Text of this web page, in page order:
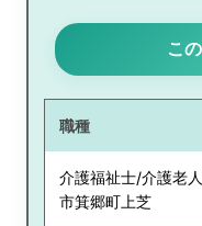
こ
職種
介護福祉士/介護老
市箕郷町上芝